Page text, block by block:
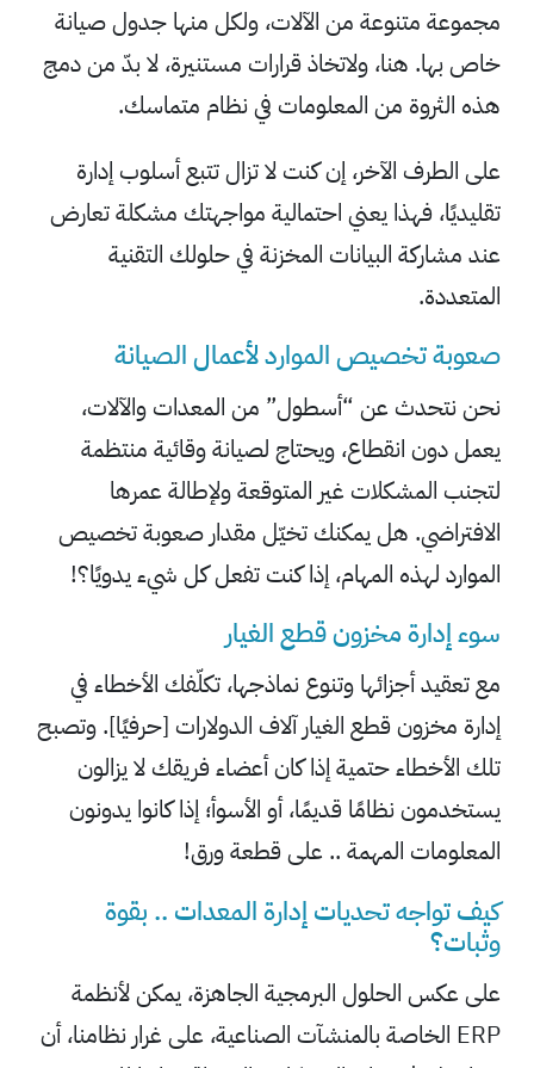
مجموعة متنوعة من الآلات، ولكل منها جدول صيانة
خاص بها. هنا، ولاتخاذ قرارات مستنيرة، لا بدّ من دمج
هذه الثروة من المعلومات في نظام متماسك.
على الطرف الآخر، إن كنت لا تزال تتبع أسلوب إدارة
تقليديًا، فهذا يعني احتمالية مواجهتك مشكلة تعارض
عند مشاركة البيانات المخزنة في حلولك التقنية
المتعددة.
صعوبة تخصيص الموارد لأعمال الصيانة
نحن نتحدث عن “أسطول” من المعدات والآلات،
يعمل دون انقطاع، ويحتاج لصيانة وقائية منتظمة
لتجنب المشكلات غير المتوقعة ولإطالة عمرها
الافتراضي. هل يمكنك تخيّل مقدار صعوبة تخصيص
الموارد لهذه المهام، إذا كنت تفعل كل شيء يدويًا؟!
سوء إدارة مخزون قطع الغيار
مع تعقيد أجزائها وتنوع نماذجها، تكلّفك الأخطاء في
إدارة مخزون قطع الغيار آلاف الدولارات [حرفيًا]. وتصبح
تلك الأخطاء حتمية إذا كان أعضاء فريقك لا يزالون
يستخدمون نظامًا قديمًا، أو الأسوأ؛ إذا كانوا يدونون
المعلومات المهمة .. على قطعة ورق!
كيف تواجه تحديات إدارة المعدات .. بقوة
وثبات؟
على عكس الحلول البرمجية الجاهزة، يمكن لأنظمة
ERP الخاصة بالمنشآت الصناعية، على غرار
نظامنا، أن